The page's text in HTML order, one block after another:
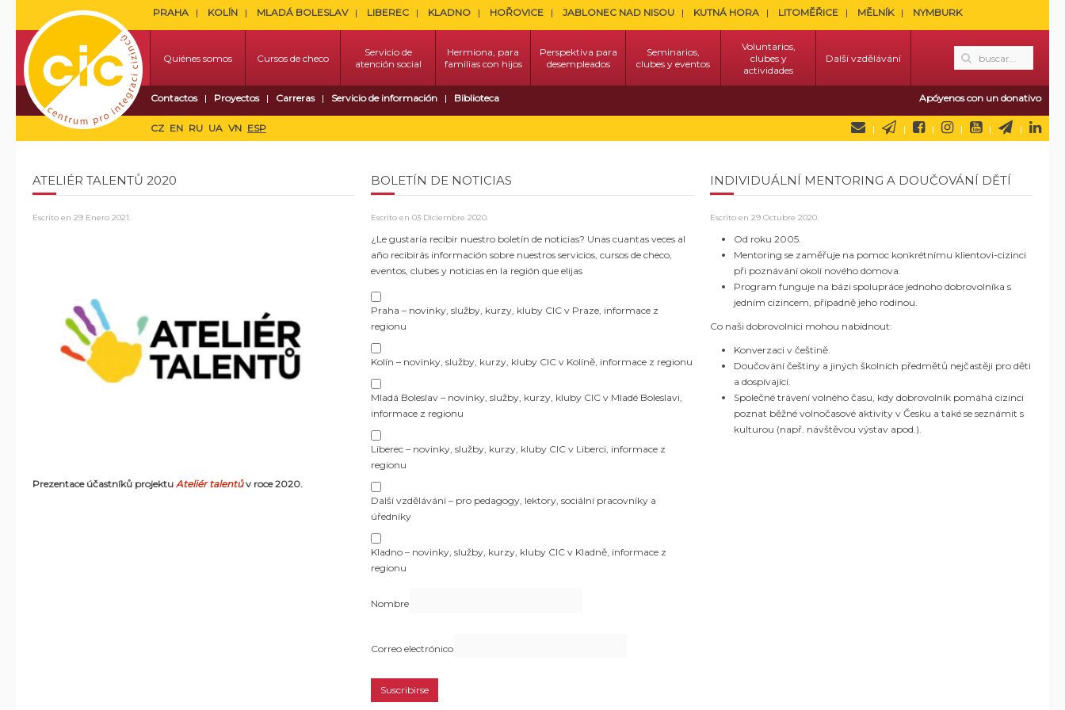
PRAHA KOLÍN MLADÁ BOLESLAV LIBEREC KLADNO HOŘOVICE JABLONEC NAD NISOU KUTNÁ HORA LITOMĚŘICE MĚLNÍK NYMBURK
Quiénes somos Cursos de checo
Servicio de
atención social
Hermiona, para
familias con hijos
Perspektiva para
desempleados
Seminarios,
clubes y eventos
Voluntarios,
clubes y
actividades
Další vzdělávání
Contactos Proyectos Carreras Servicio de información Biblioteca Apóyenos con un donativo
CZ EN RU UA VN ESP
ATELIÉR TALENTŮ 2020
Escrito en 29 Enero 2021.
Prezentace účastníků projektu Ateliér talentův roce 2020.
BOLETÍN DE NOTICIAS
Escrito en03 Diciembre 2020.
¿Le gustaría recibir nuestro boletín de noticias? Unas cuantas veces al
año recibirás información sobre nuestros servicios, cursos de checo,
eventos, clubes y noticias en la región que elijas
Praha – novinky, služby, kurzy, kluby CIC v Praze, informace z
regionu
Kolín – novinky, služby, kurzy, kluby CIC v Kolíně, informace z regionu
Mladá Boleslav – novinky, služby, kurzy, kluby CIC v Mladé Boleslavi,
informace z regionu
Liberec – novinky, služby, kurzy, kluby CIC v Liberci, informace z
regionu
Další vzdělávání – pro pedagogy, lektory, sociální pracovníky a
úředníky
Kladno – novinky, služby, kurzy, kluby CIC v Kladně, informace z
regionu
Nombre
Correo electrónico
INDIVIDUÁLNÍ MENTORING A DOUČOVÁNÍ DĚTÍ
Escrito en 29 Octubre 2020.
Od roku 2005.
Mentoring se zaměřuje na pomoc konkrétnímu klientovi-cizinci
při poznávání okolí nového domova.
Program funguje na bázi spolupráce jednoho dobrovolníka s
jedním cizincem, případně jeho rodinou.
Co naši dobrovolníci mohou nabídnout:
Konverzaci v češtině.
Doučování češtiny a jiných školních předmětů nejčastěji pro děti
a dospívající.
Společné trávení volného času, kdy dobrovolník pomáhá cizinci
poznat běžné volnočasové aktivity v Česku a také se seznámit s
kulturou (např. návštěvou výstav apod.).